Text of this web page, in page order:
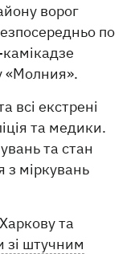
ворог
по
«Молния».
всі екстрені
та медики.
та стан
з міркувань
та
зі штучним